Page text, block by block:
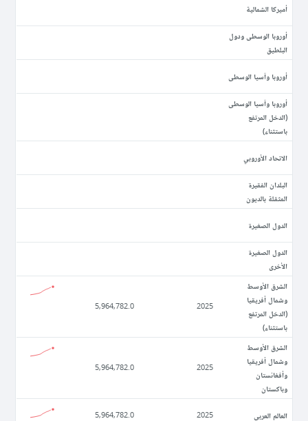
أميركا الشمالية
أوروبا الوسطى ودول
البلطيق
أوروبا وآسيا الوسطى
أوروبا وآسيا الوسطى
(الدخل المرتفع
باستثناء)
الاتحاد الأوروبي
البلدان الفقيرة
المثقلة بالديون
الدول الصغيرة
الدول الصغيرة
الأخرى
الشرق الأوسط
وشمال أفريقيا
(الدخل المرتفع
باستثناء)
2025
5,964,782.0
الشرق الأوسط
وشمال أفريقيا
وأفغانستان
وباكستان
2025
5,964,782.0
العالم العربي 2025
5,964,782.0